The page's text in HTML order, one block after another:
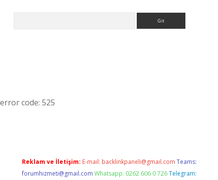
error code: 525
Reklam ve İletişim: E-mail: backlinkpaneli@gmail.com Teams:
forumhizmeti@gmail.com Whatsapp: 0262 606 0 726 Telegram: